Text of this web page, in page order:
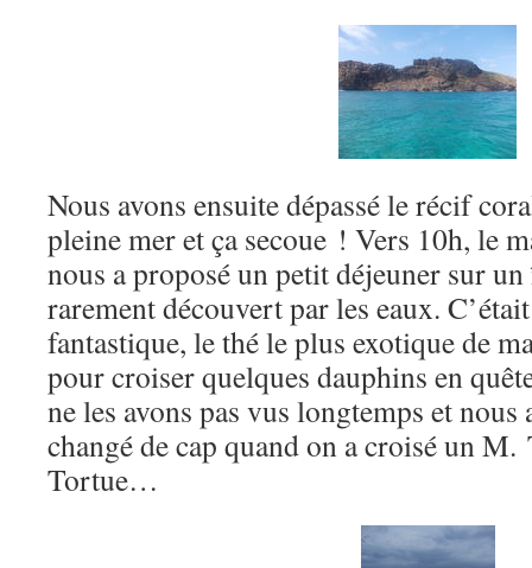
Nous avons ensuite dépassé le récif
pleine mer et ça secoue ! Vers 10h, le
nous a proposé un petit déjeuner sur
rarement découvert par les eaux.
fantastique, le thé le plus exotique de
pour croiser quelques dauphins en
ne les avons pas vus longtemps et nous
changé de cap quand on a croisé un
Tortue…